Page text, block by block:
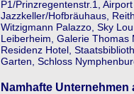
P1/Prinzregentenstr.1,
Jazzkeller/Hofbräuhaus,
Witzigmann Palazzo, Sky
Leiberheim, Galerie Thomas
Residenz Hotel,
Garten, Schloss
Namhafte